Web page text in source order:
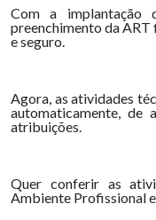
Com a implantação
preenchimento da
e seguro.
Agora, as atividades
automaticamente, de
atribuições.
Quer conferir as
Ambiente Profissional